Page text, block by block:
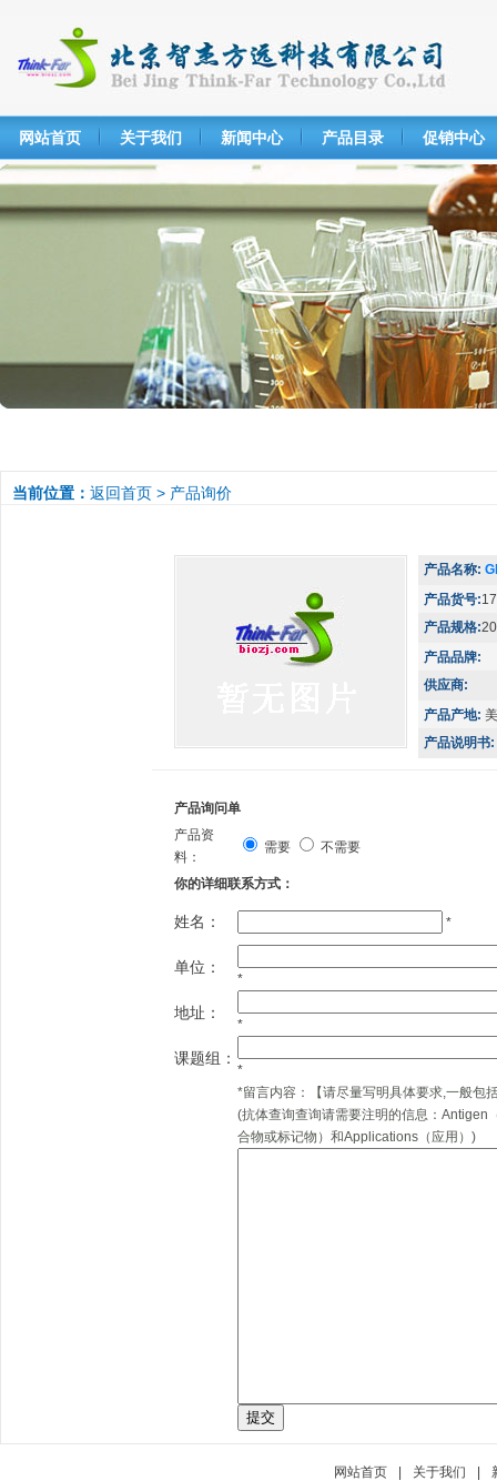
网站首页 关于我们 新闻中心 产品目录 促销中心
当前位置： 返回首页 > 产品询价
产品名称:
产品货号:
产品规格:
产品品牌:
供应商:
产品产地:
产品说明书:
产品询问单
产品资
料：
需要 不需要
你的详细联系方式：
姓名： *
单位：
*
地址：
*
课题组：
*
*留言内容：
【请尽量写明具体要求,一般包
(抗体查询查询请需要注明的信息：Antigen
合物或标记物）和Applications（应用）)
网站首页 关于我们